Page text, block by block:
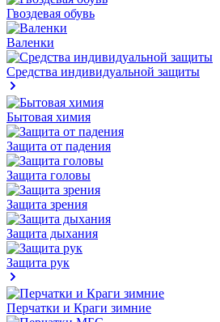
Гвоздевая обувь
Валенки
Средства индивидуальной защиты
Бытовая химия
Защита от падения
Защита головы
Защита зрения
Защита дыхания
Защита рук
Перчатки и Краги зимние